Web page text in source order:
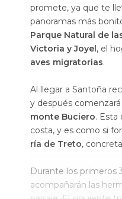
promete, ya que te
panoramas más
Parque Natural de
Victoria y Joyel, el
aves migratorias.
Al llegar a Santoña
y después
monte Buciero. Esta
costa, y es como si
ría de Treto,
Durante los primeros
acompañarán las